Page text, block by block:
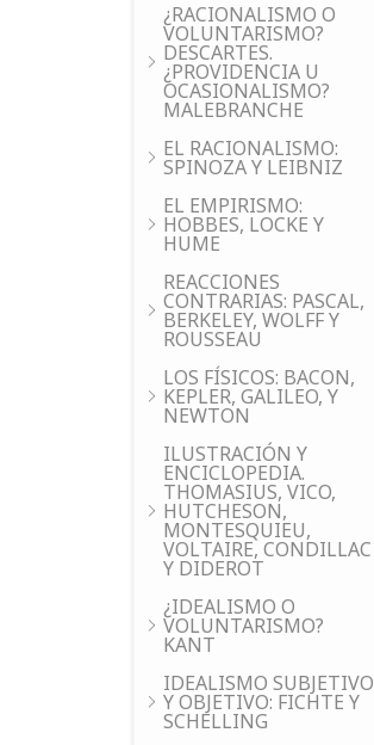
¿RACIONALISMO O
VOLUNTARISMO?
DESCARTES.
¿PROVIDENCIA U
OCASIONALISMO?
MALEBRANCHE
EL RACIONALISMO:
SPINOZA Y LEIBNIZ
EL EMPIRISMO:
HOBBES, LOCKE Y
HUME
REACCIONES
CONTRARIAS: PASCAL,
BERKELEY, WOLFF Y
ROUSSEAU
LOS FÍSICOS: BACON,
KEPLER, GALILEO, Y
NEWTON
ILUSTRACIÓN Y
ENCICLOPEDIA.
THOMASIUS, VICO,
HUTCHESON,
MONTESQUIEU,
VOLTAIRE, CONDILLAC
Y DIDEROT
¿IDEALISMO O
VOLUNTARISMO?
KANT
IDEALISMO SUBJETIVO
Y OBJETIVO: FICHTE Y
SCHELLING